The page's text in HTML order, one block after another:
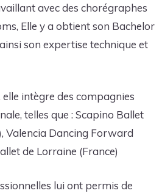
avec des chorégraphes
Elle y a obtient son Bachelor
son expertise technique et
elle intègre des compagnies
telles que : Scapino Ballet
Valencia Dancing Forward
de Lorraine (France)
lui ont permis de